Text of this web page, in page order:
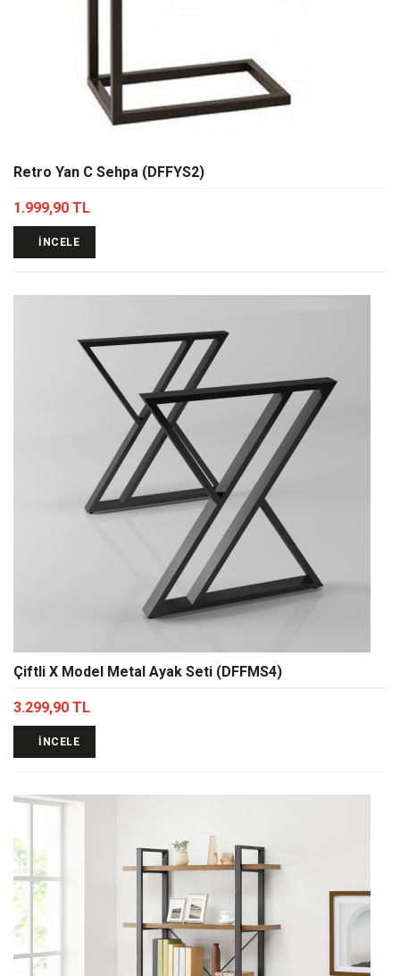
Retro Yan C Sehpa (DFFYS2)
1.999,90 TL
İNCELE
Çiftli X Model Metal Ayak Seti (DFFMS4)
3.299,90 TL
İNCELE